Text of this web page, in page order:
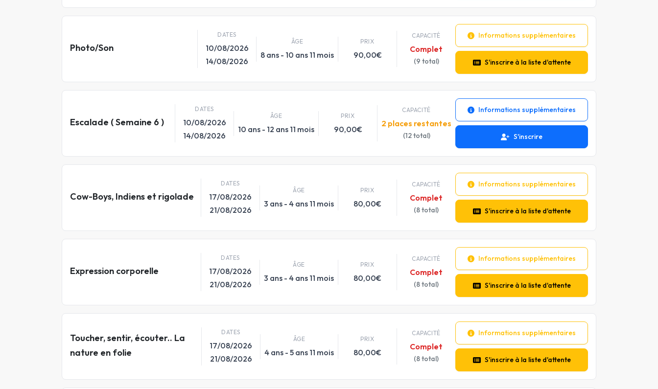
Photo/Son
DATES
10/08/2026
14/08/2026
ÂGE
8 ans - 10 ans 11 mois
PRIX
90,00€
CAPACITÉ
Complet
(9 total)
Informations supplémentaires
S'inscrire à la liste d'attente
Escalade ( Semaine 6 )
DATES
10/08/2026
14/08/2026
ÂGE
10 ans - 12 ans 11 mois
PRIX
90,00€
CAPACITÉ
2 places restantes
(12 total)
Informations supplémentaires
S'inscrire
Cow-Boys, Indiens et rigolade
DATES
17/08/2026
21/08/2026
ÂGE
3 ans - 4 ans 11 mois
PRIX
80,00€
CAPACITÉ
Complet
(8 total)
Informations supplémentaires
S'inscrire à la liste d'attente
Expression corporelle
DATES
17/08/2026
21/08/2026
ÂGE
3 ans - 4 ans 11 mois
PRIX
80,00€
CAPACITÉ
Complet
(8 total)
Informations supplémentaires
S'inscrire à la liste d'attente
Toucher, sentir, écouter.. La
nature en folie
DATES
17/08/2026
21/08/2026
ÂGE
4 ans - 5 ans 11 mois
PRIX
80,00€
CAPACITÉ
Complet
(8 total)
Informations supplémentaires
S'inscrire à la liste d'attente